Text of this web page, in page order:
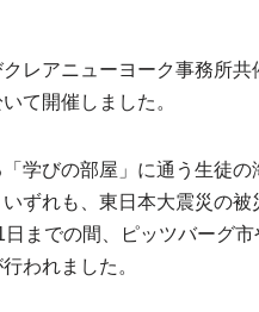
レアニューヨーク事務所共
て開催しました。
学びの部屋」に通う生徒の
ずれも、東日本大震災の被
までの間、ピッツバーグ市
われました。